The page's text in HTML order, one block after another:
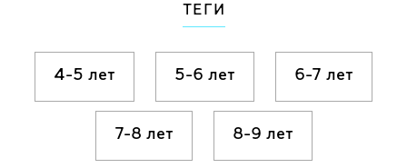
Необычный формат - гармошка из
черного плотного картона с
вырезанными из него иллюстрациями.
В книге нет текста, каждая картина - это
повод внимательно рассмотреть детали
ТЕГИ
4-5 лет 5-6 лет 6-7 лет
7-8 лет 8-9 лет